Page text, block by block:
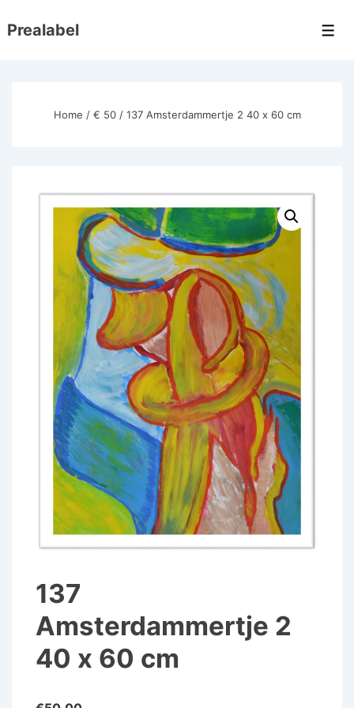
Doorgaan
Prealabel
Home / € 50/ 137 Amsterdammertje 2 40 x 60 cm
137
Amsterdammertje 2
40 x 60 cm